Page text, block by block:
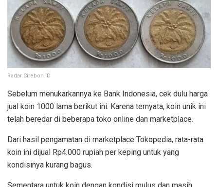
Radar Cirebon ID
Sebelum menukarkannya ke Bank Indonesia, cek dulu harga
jual koin 1000 lama berikut ini. Karena ternyata, koin unik ini
telah beredar di beberapa toko online dan marketplace.
Dari hasil pengamatan di marketplace Tokopedia, rata-rata
koin ini dijual Rp4.000 rupiah per keping untuk yang
kondisinya kurang bagus.
Sementara untuk koin dengan kondisi mulus dan masih